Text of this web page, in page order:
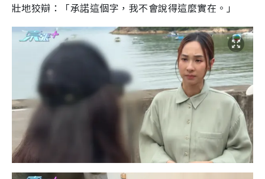
壯地狡辯：「承諾這個字，我不會說得這麼實在。」